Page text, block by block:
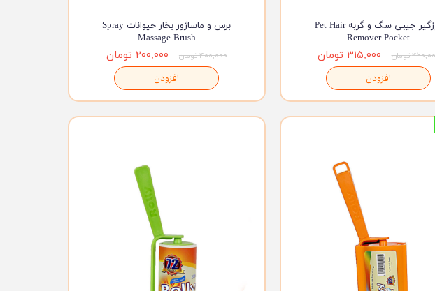
پرزگیر جیبی سگ و گربه Pet Hair
Remover Pocket
تومان
۳۱۵,۰۰۰ تومان
افزودن
برس و ماساژور بخار حیوانات Spray
Massage Brush
۴۰۰,۰۰۰ تومان
۲۰۰,۰۰۰ تومان
افزودن